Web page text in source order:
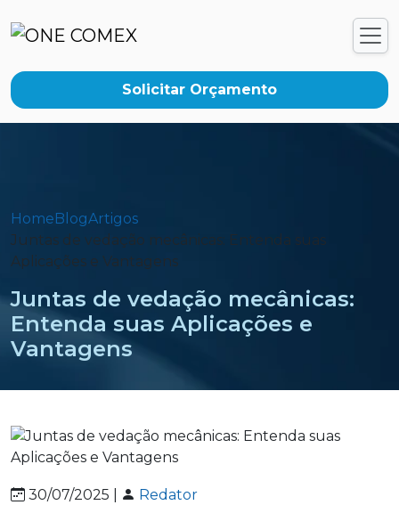
Solicitar Orçamento
Home BlogArtigos
Juntas de vedação mecânicas: Entenda suas
Aplicações e Vantagens
Juntas de vedação mecânicas:
Entenda suas Aplicações e
Vantagens
30/07/2025 | Redator